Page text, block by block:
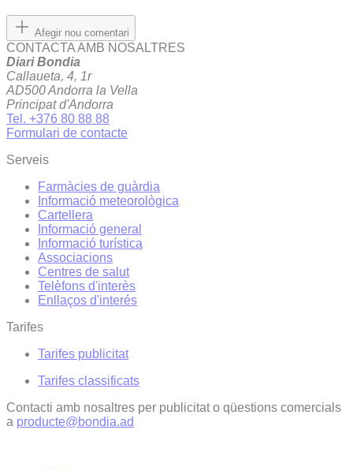
Afegir nou comentari
CONTACTA AMB NOSALTRES
Diari Bondia
Callaueta, 4, 1r
AD500 Andorra la Vella
Principat d'Andorra
Tel. +376 80 88 88
Formulari de contacte
Serveis
Farmàcies de guàrdia
Informació meteorològica
Cartellera
Informació general
Informació turística
Associacions
Centres de salut
Telèfons d'interès
Enllaços d'interés
Tarifes
Tarifes publicitat
Tarifes classificats
Contacti amb nosaltres per publicitat o qüestions comercials
a producte@bondia.ad